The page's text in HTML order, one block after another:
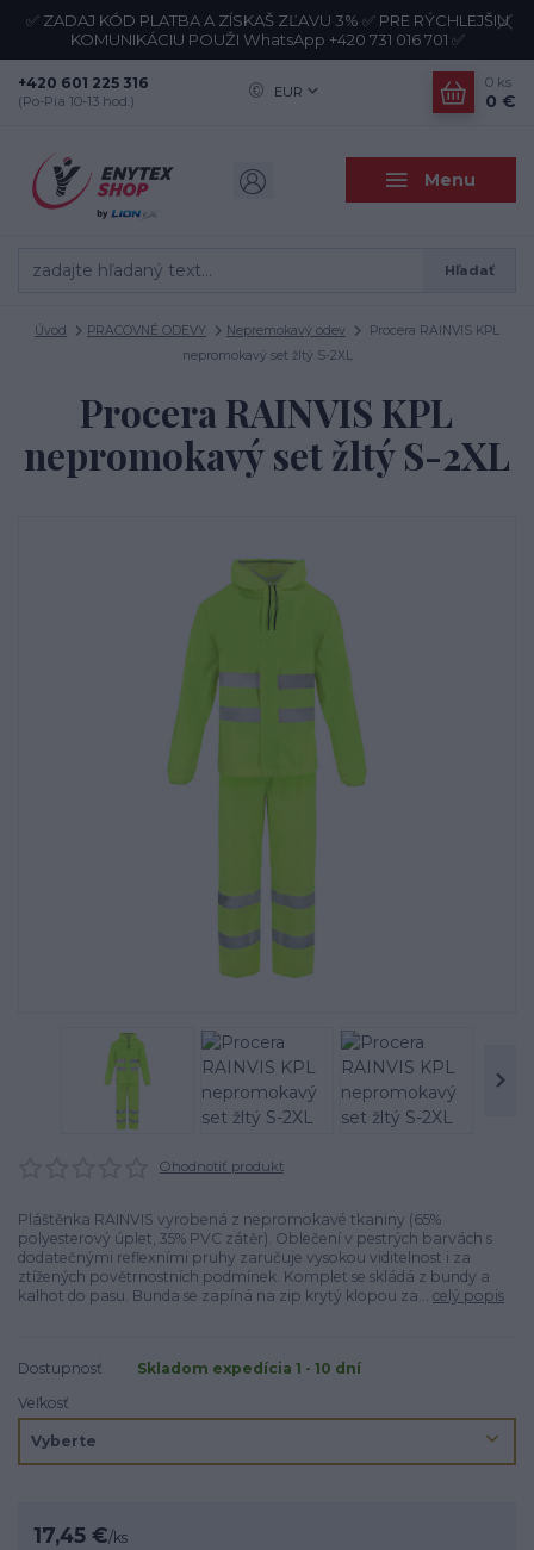
✅ ZADAJ KÓD PLATBA A ZÍSKAŠ ZĽAVU 3% ✅ PRE RÝCHLEJŠIU
KOMUNIKÁCIU POUŽI WhatsApp +420 731 016 701 ✅
Menu
EUR
Hľadať
+420 601 225 316
(Po-Pia 10-13 hod.)
0 ks
0 €
Úvod PRACOVNÉ ODEVY Nepremokavý odev
Procera RAINVIS KPL
nepromokavý set žltý S-2XL
Procera RAINVIS KPL
nepromokavý set žltý S-2XL
Ohodnotiť produkt
Pláštěnka RAINVIS vyrobená z nepromokavé tkaniny (65%
polyesterový úplet, 35% PVC zátěr). Oblečení v pestrých barvách s
dodatečnými reflexními pruhy zaručuje vysokou viditelnost i za
ztížených povětrnostních podmínek. Komplet se skládá z bundy a
kalhot do pasu. Bunda se zapíná na zip krytý klopou za... celý popis
Dostupnosť
Skladom expedícia 1 - 10 dní
Veľkosť
17,45 €/ks